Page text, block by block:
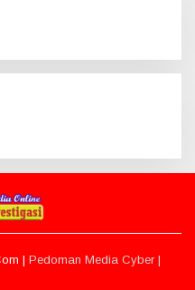
| Pedoman Media Cyber |